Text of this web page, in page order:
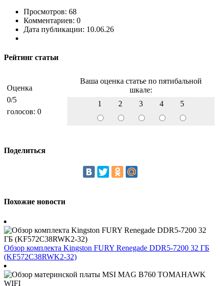
Просмотров: 68
Комментариев: 0
Дата публикации: 10.06.26
Рейтинг статьи
Оценка
0/5
голосов: 0
Ваша оценка статье по пятибальной
шкале:
1
2 3 4 5
Поделиться
Похожие новости
Обзор комплекта Kingston FURY Renegade DDR5-7200 32 ГБ
(KF572C38RWK2-32)